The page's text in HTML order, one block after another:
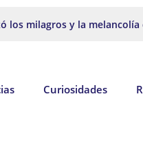
los milagros y la
Curiosidades